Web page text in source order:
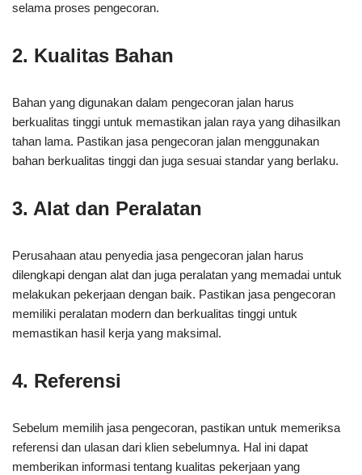
selama proses pengecoran.
2. Kualitas Bahan
Bahan yang digunakan dalam pengecoran jalan harus
berkualitas tinggi untuk memastikan jalan raya yang dihasilkan
tahan lama. Pastikan jasa pengecoran jalan menggunakan
bahan berkualitas tinggi dan juga sesuai standar yang berlaku.
3. Alat dan Peralatan
Perusahaan atau penyedia jasa pengecoran jalan harus
dilengkapi dengan alat dan juga peralatan yang memadai untuk
melakukan pekerjaan dengan baik. Pastikan jasa pengecoran
memiliki peralatan modern dan berkualitas tinggi untuk
memastikan hasil kerja yang maksimal.
4. Referensi
Sebelum memilih jasa pengecoran, pastikan untuk memeriksa
referensi dan ulasan dari klien sebelumnya. Hal ini dapat
memberikan informasi tentang kualitas pekerjaan yang